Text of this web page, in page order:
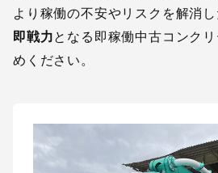
より稼働の不安やリスクを解消し
即戦力となる即稼働中古コンク
めください。